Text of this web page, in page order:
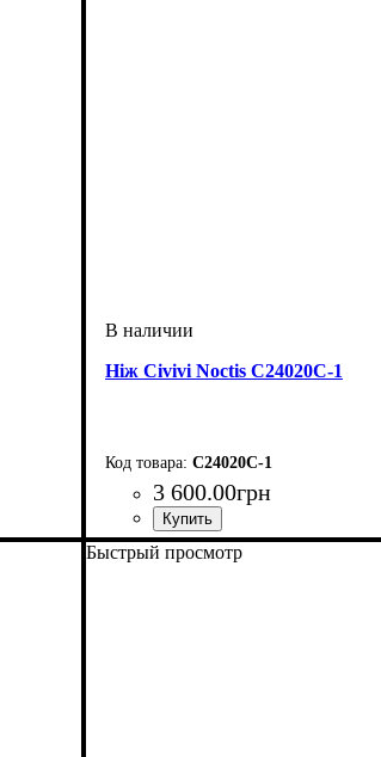
Ніж Civivi Noctis C24020С-1
C24020C-1
3 600.00грн
Быстрый просмотр